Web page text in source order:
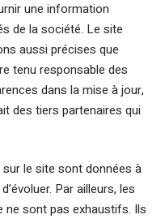
une information
de la société. Le site
aussi précises que
tenu responsable des
dans la mise à jour,
des tiers partenaires qui
le site sont données à
Par ailleurs, les
ne sont pas exhaustifs. Ils